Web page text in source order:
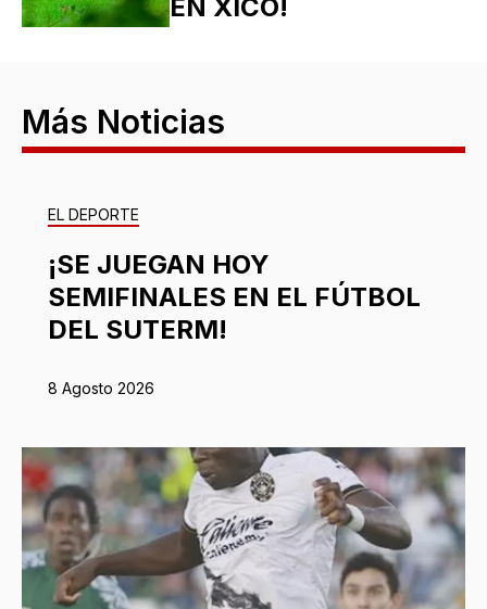
EN XICO!
Más Noticias
EL DEPORTE
¡SE JUEGAN HOY
SEMIFINALES EN EL FÚTBOL
DEL SUTERM!
8 Agosto 2026